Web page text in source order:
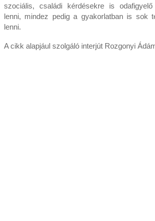
szociális, családi kérdésekre is
lenni, mindez pedig a gyakorlatban is sok
lenni.
A cikk alapjául szolgáló interjút Rozgonyi